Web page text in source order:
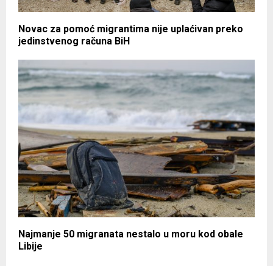
Novac za pomoć migrantima nije uplaćivan preko
jedinstvenog računa BiH
Najmanje 50 migranata nestalo u moru kod obale
Libije